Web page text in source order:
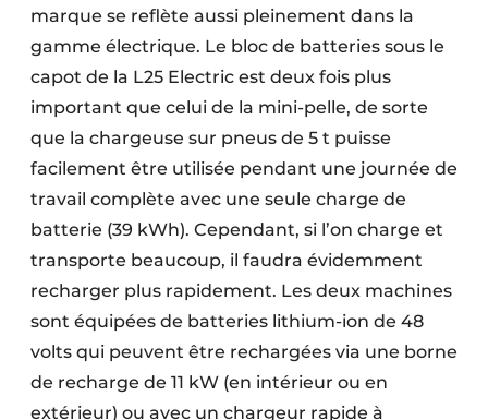
marque se reflète aussi pleinement dans la
gamme électrique. Le bloc de batteries sous le
capot de la L25 Electric est deux fois plus
important que celui de la mini-pelle, de sorte
que la chargeuse sur pneus de 5 t puisse
facilement être utilisée pendant une journée de
travail complète avec une seule charge de
batterie (39 kWh). Cependant, si l’on charge et
transporte beaucoup, il faudra évidemment
recharger plus rapidement. Les deux machines
sont équipées de batteries lithium-ion de 48
volts qui peuvent être rechargées via une borne
de recharge de 11 kW (en intérieur ou en
extérieur) ou avec un chargeur rapide à